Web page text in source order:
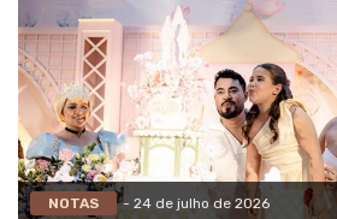
NOTAS - 24 de julho de 2026